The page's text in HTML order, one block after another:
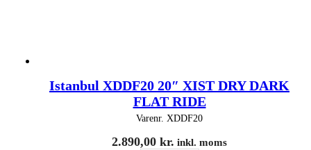
Istanbul XDDF20 20″ XIST DRY DARK
FLAT RIDE
Varenr. XDDF20
2.890,00 kr. inkl. moms